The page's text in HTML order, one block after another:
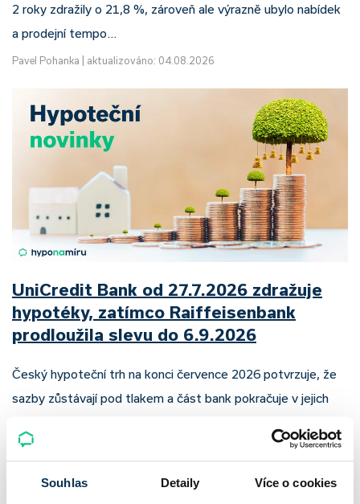
Souhlas Detaily Více o cookies
2 roky zdražily o 21,8 %, zároveň ale výrazně ubylo nabídek
a prodejní tempo…
Pavel Pohanka aktualizováno: 04.08.2026
UniCredit Bank od 27.7.2026 zdražuje
hypotéky, zatímco Raiffeisenbank
prodloužila slevu do 6.9.2026
Český hypoteční trh na konci července 2026 potvrzuje, že
sazby zůstávají pod tlakem a část bank pokračuje v jejich
plošně o 0,1…